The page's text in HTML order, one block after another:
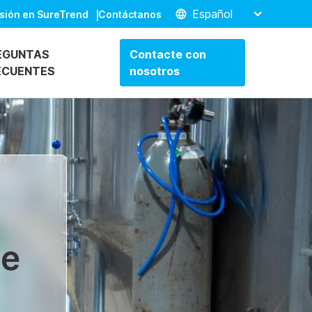
en SureTrend Contáctanos Español
Contacte con
nosotros